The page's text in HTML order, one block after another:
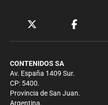
CONTENIDOS SA
Av. España 1409 Sur.
CP: 5400.
Provincia de San Juan.